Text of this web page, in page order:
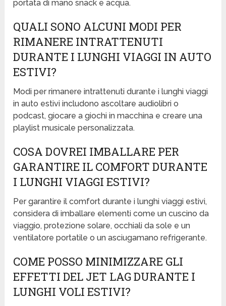
portata di mano snack e acqua.
QUALI SONO ALCUNI MODI PER
RIMANERE INTRATTENUTI
DURANTE I LUNGHI VIAGGI IN AUTO
ESTIVI?
Modi per rimanere intrattenuti durante i lunghi viaggi
in auto estivi includono ascoltare audiolibri o
podcast, giocare a giochi in macchina e creare una
playlist musicale personalizzata.
COSA DOVREI IMBALLARE PER
GARANTIRE IL COMFORT DURANTE
I LUNGHI VIAGGI ESTIVI?
Per garantire il comfort durante i lunghi viaggi estivi,
considera di imballare elementi come un cuscino da
viaggio, protezione solare, occhiali da sole e un
ventilatore portatile o un asciugamano refrigerante.
COME POSSO MINIMIZZARE GLI
EFFETTI DEL JET LAG DURANTE I
LUNGHI VOLI ESTIVI?